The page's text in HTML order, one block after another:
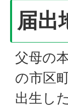
届出
父母の
の市区
出生し